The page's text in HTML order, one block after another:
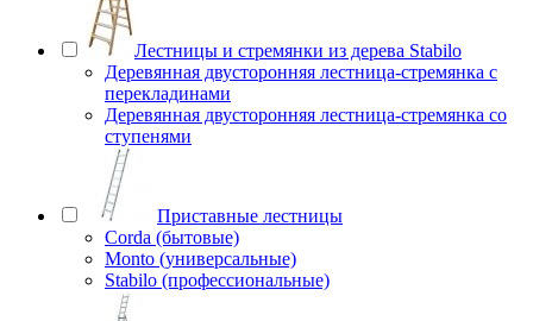
Лестницы и стремянки из дерева Stabilo
Деревянная двусторонняя лестница-стремянка с
перекладинами
Деревянная двусторонняя лестница-стремянка со
ступенями
Приставные лестницы
Corda (бытовые)
Monto (универсальные)
Stabilo (профессиональные)